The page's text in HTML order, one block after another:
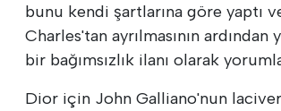
bunu kendi şartlarına göre yaptı
Charles'tan ayrılmasının ardından
bir bağımsızlık ilanı olarak
Dior için John Galliano'nun